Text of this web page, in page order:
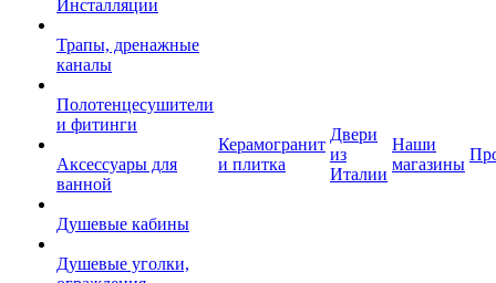
Инсталляции
Трапы, дренажные
каналы
Полотенцесушители
и фитинги
Аксессуары для
ванной
Душевые кабины
Душевые уголки,
Керамогранит
и плитка
Двери
из
Италии
Наши
магазины